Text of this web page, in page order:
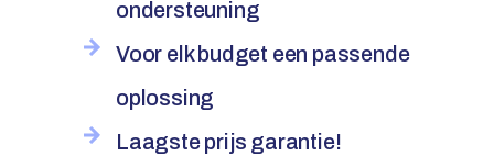
ondersteuning
Voor elk budget een passende
oplossing
Laagste prijs garantie!